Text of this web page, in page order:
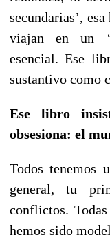
secundarias’,
viajan en un
esencial. Ese
sustantivo como
Ese libro
obsesiona: el
Todos tenemos
general, tu
conflictos.
hemos sido